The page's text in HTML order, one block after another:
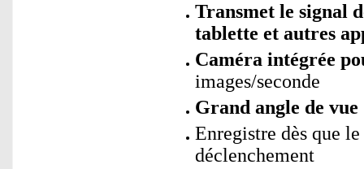
Transmet le signal
tablette et autres
Caméra intégrée
images/seconde
Grand angle de vue
Enregistre dès que
déclenchement